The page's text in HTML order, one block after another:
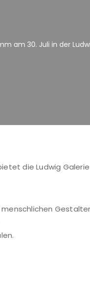
am 30. Juli in der
die Ludwig